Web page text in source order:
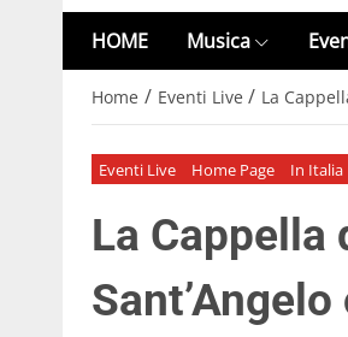
HOME Musica
Home / Eventi Live / La
Eventi Live Home Page In Italia
La Cappella